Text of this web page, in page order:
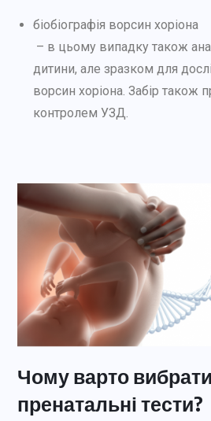
біобіографія ворсин хоріона
– в цьому випадку також
дитини, але зразком для
ворсин хоріона. Забір також
контролем УЗД.
Чому варто вибрати
пренатальні тести?